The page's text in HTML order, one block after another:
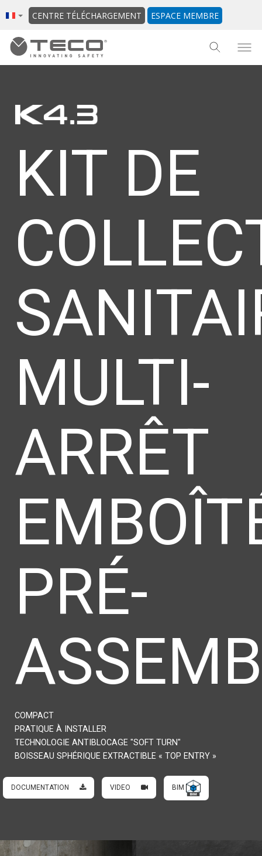
CENTRE TÉLÉCHARGEMENT ESPACE MEMBRE
KIT DE
MULTI-
ARRÊT
PRÉ-
COMPACT
PRATIQUE À INSTALLER
TECHNOLOGIE ANTIBLOCAGE "SOFT TURN"
BOISSEAU SPHÉRIQUE EXTRACTIBLE « TOP ENTRY »
DOCUMENTATION VIDEO BIM